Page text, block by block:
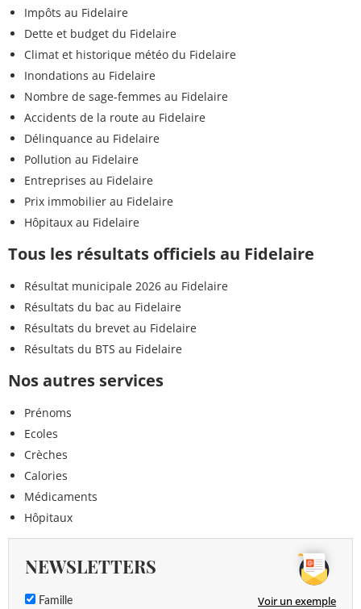
Impôts au Fidelaire
Dette et budget du Fidelaire
Climat et historique météo du Fidelaire
Inondations au Fidelaire
Nombre de sage-femmes au Fidelaire
Accidents de la route au Fidelaire
Délinquance au Fidelaire
Pollution au Fidelaire
Entreprises au Fidelaire
Prix immobilier au Fidelaire
Hôpitaux au Fidelaire
Tous les résultats officiels au Fidelaire
Résultat municipale 2026 au Fidelaire
Résultats du bac au Fidelaire
Résultats du brevet au Fidelaire
Résultats du BTS au Fidelaire
Nos autres services
Prénoms
Ecoles
Crèches
Calories
Médicaments
Hôpitaux
NEWSLETTERS
Famille Voir un exemple